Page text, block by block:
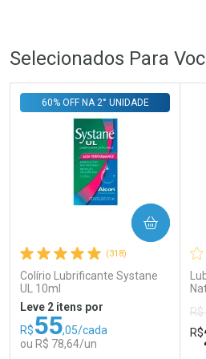
Selecionados Para
(318)
Colírio Lubrificante Systane
UL 10ml
60% OFF NA 2° UNIDADE
Leve 2 itens por
R$55,05/cada
ou R$ 78,64/un
COMPRAR
R$
R$